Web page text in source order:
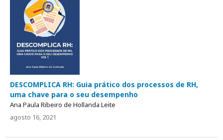
DESCOMPLICA RH: Guia prático dos processos de RH,
uma chave para o seu desempenho
Ana Paula Ribeiro de Hollanda Leite
agosto 16, 2021